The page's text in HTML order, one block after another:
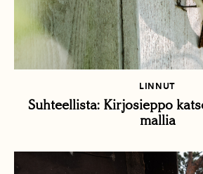
LINNUT
Suhteellista: Kirjosieppo
mallia